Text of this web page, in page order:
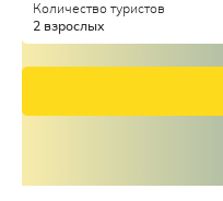
Количество туристов
2 взрослых